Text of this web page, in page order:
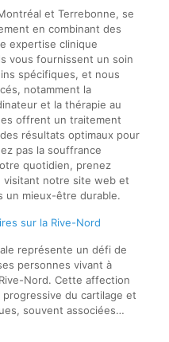
et Terrebonne, se
en combinant des
expertise clinique
vous fournissent un soin
spécifiques, et nous
notamment la
et la thérapie au
offrent un traitement
résultats optimaux pour
pas la souffrance
quotidien, prenez
visitant notre site web et
un mieux-être durable.
sur la Rive-Nord
représente un défi de
personnes vivant à
Nord. Cette affection
du cartilage et
souvent associées…